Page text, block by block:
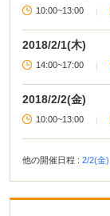
10:00~13:00 |
2018/2/1(木)
14:00~17:00 |
2018/2/2(金)
10:00~13:00 |
他の開催日程 : 2/2(金),